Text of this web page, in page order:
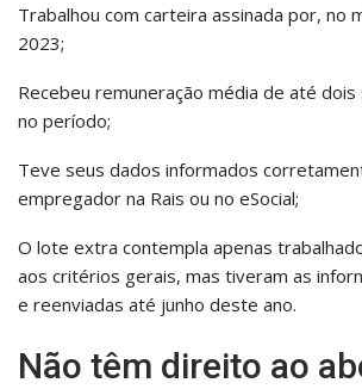
Trabalhou com carteira assinada por, no
2023;
Recebeu remuneração média de até dois
no período;
Teve seus dados informados
empregador na Rais ou no eSocial;
O lote extra contempla apenas
aos critérios gerais, mas tiveram as
e reenviadas até junho deste ano.
Não têm direito ao